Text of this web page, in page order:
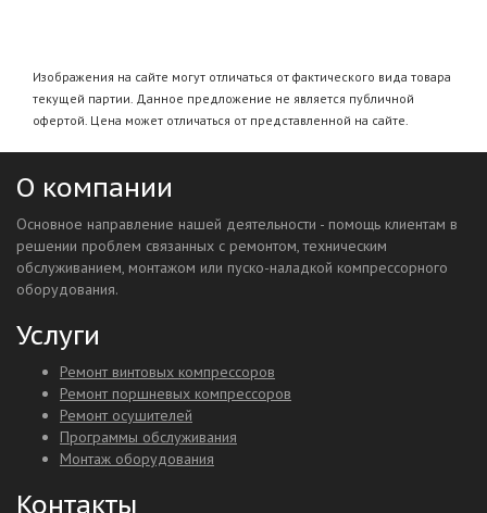
Изображения на сайте могут отличаться от фактического вида товара
текущей партии. Данное предложение не является публичной
офертой. Цена может отличаться от представленной на сайте.
О компании
Основное направление нашей деятельности - помощь клиентам в
решении проблем связанных с ремонтом, техническим
обслуживанием, монтажом или пуско-наладкой компрессорного
оборудования.
Услуги
Ремонт винтовых компрессоров
Ремонт поршневых компрессоров
Ремонт осушителей
Программы обслуживания
Монтаж оборудования
Контакты